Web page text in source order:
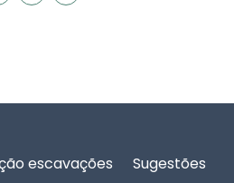
escavações
Sugestões